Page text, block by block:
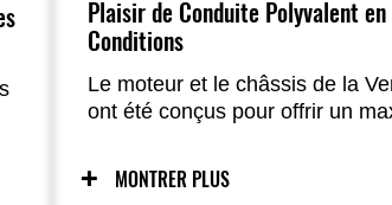
Plaisir de Conduite Polyvalent en
Conditions
Le moteur et le châssis de la
ont été conçus pour offrir un
routes sinueuses ou lors de
voyages, le quatre cylindres
MONTRER PLUS